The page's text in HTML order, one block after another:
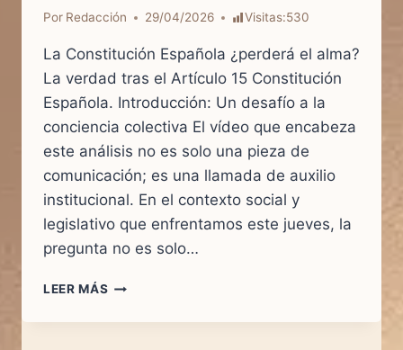
Por Redacción 29/04/2026 Visitas:530
La Constitución Española ¿perderá el alma?
La verdad tras el Artículo 15 Constitución
Española. Introducción: Un desafío a la
conciencia colectiva El vídeo que encabeza
este análisis no es solo una pieza de
comunicación; es una llamada de auxilio
institucional. En el contexto social y
legislativo que enfrentamos este jueves, la
pregunta no es solo…
LEER MÁS EL
DEL